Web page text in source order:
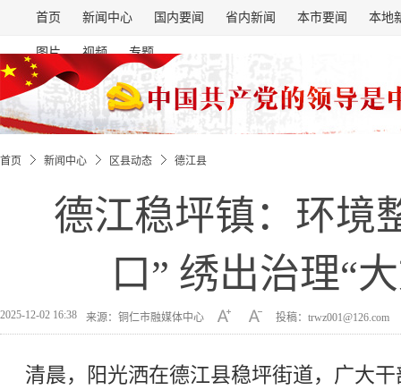
首页 新闻中心 国内要闻 省内新闻 本市要闻 本地
图片 视频 专题
首页 新闻中心 区县动态 德江县
德江稳坪镇：环境
口” 绣出治理“
2025-12-02 16:38 来源：铜仁市融媒体中心 投稿：trwz001@126.com
清晨，阳光洒在德江县稳坪街道，广大